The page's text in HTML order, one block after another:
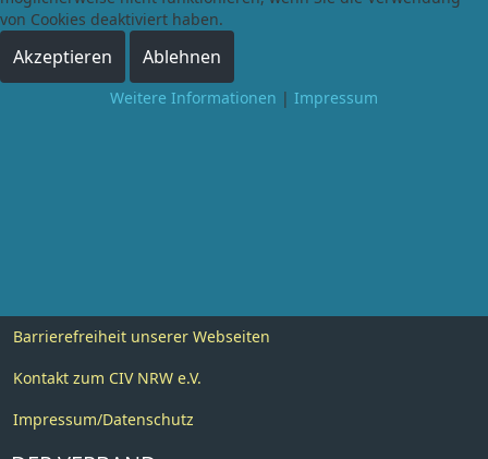
Barrierefreiheit unserer Webseiten
Kontakt zum CIV NRW e.V.
Impressum/Datenschutz
von Cookies deaktiviert haben.
Akzeptieren Ablehnen
Weitere Informationen | Impressum